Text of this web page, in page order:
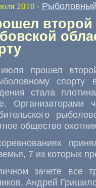
2010 -
второй
прошел
спорту
стала
Организаторами
общество
7 из которых
зачете все
Андрей